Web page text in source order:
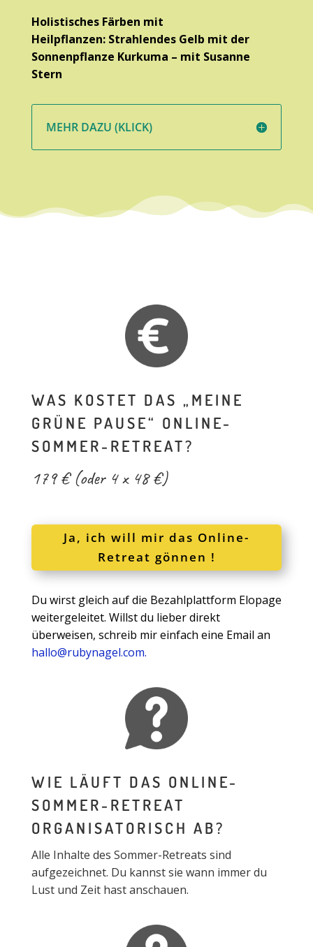
Holistisches Färben mit
Heilpflanzen: Strahlendes Gelb mit der
Sonnenpflanze Kurkuma – mit Susanne
Stern
MEHR DAZU (KLICK)
WAS KOSTET DAS „MEINE
GRÜNE PAUSE“ ONLINE-
SOMMER-RETREAT?
179 € (oder 4 x 48 €)
Ja, ich will mir das Online-
Retreat gönnen !
Du wirst gleich auf die Bezahlplattform Elopage
weitergeleitet. Willst du lieber direkt
überweisen, schreib mir einfach eine Email an
hallo@rubynagel.com.
WIE LÄUFT DAS ONLINE-
SOMMER-RETREAT
ORGANISATORISCH AB?
Alle Inhalte des Sommer-Retreats sind
aufgezeichnet. Du kannst sie wann immer du
Lust und Zeit hast anschauen.